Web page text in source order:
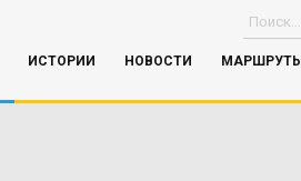
ИСТОРИИ НОВОСТИ МАРШРУТЫ